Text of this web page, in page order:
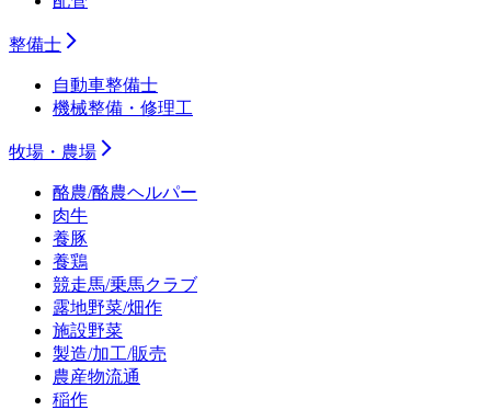
整備士
自動車整備士
機械整備・修理工
牧場・農場
酪農/酪農ヘルパー
肉牛
養豚
養鶏
競走馬/乗馬クラブ
露地野菜/畑作
施設野菜
製造/加工/販売
農産物流通
稲作